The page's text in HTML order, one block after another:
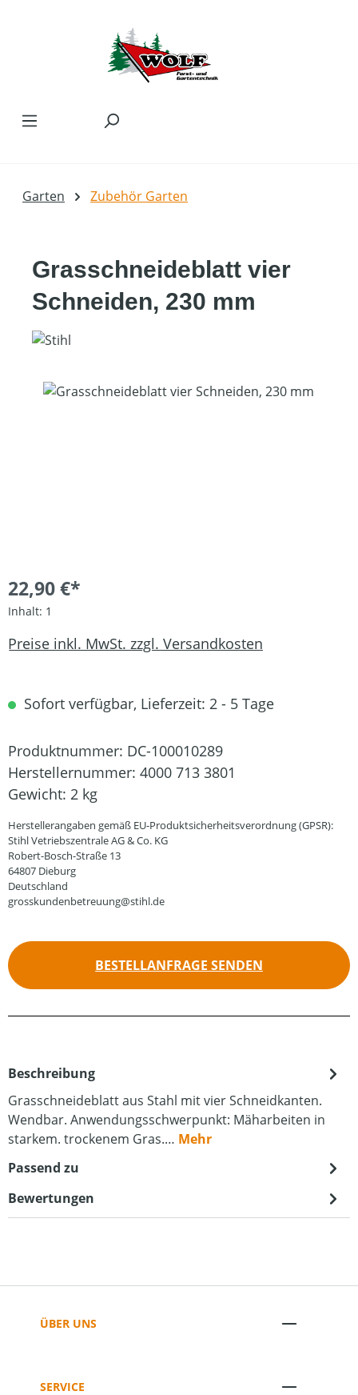
Garten Zubehör Garten
Grasschneideblatt vier
Schneiden, 230 mm
Bildergalerie überspringen
22,90 €*
Inhalt: 1
Preise inkl. MwSt. zzgl. Versandkosten
Sofort verfügbar, Lieferzeit: 2 - 5 Tage
Produktnummer: DC-100010289
Herstellernummer: 4000 713 3801
Gewicht: 2 kg
Herstellerangaben gemäß EU-Produktsicherheitsverordnung (GPSR):
Stihl Vetriebszentrale AG & Co. KG
Robert-Bosch-Straße 13
64807 Dieburg
Deutschland
grosskundenbetreuung@stihl.de
BESTELLANFRAGE SENDEN
Beschreibung
Grasschneideblatt aus Stahl mit vier Schneidkanten.
Wendbar. Anwendungsschwerpunkt: Mäharbeiten in
starkem. trockenem Gras.… Mehr
Passend zu
Bewertungen
ÜBER UNS
SERVICE